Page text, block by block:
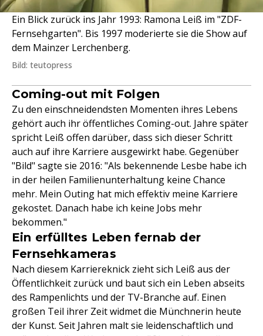
Ein Blick zurück ins Jahr 1993: Ramona Leiß im "ZDF-
Fernsehgarten". Bis 1997 moderierte sie die Show auf
dem Mainzer Lerchenberg.
Bild: teutopress
Coming-out mit Folgen
Zu den einschneidendsten Momenten ihres Lebens
gehört auch ihr öffentliches Coming-out. Jahre später
spricht Leiß offen darüber, dass sich dieser Schritt
auch auf ihre Karriere ausgewirkt habe. Gegenüber
"Bild" sagte sie 2016: "Als bekennende Lesbe habe ich
in der heilen Familienunterhaltung keine Chance
mehr. Mein Outing hat mich effektiv meine Karriere
gekostet. Danach habe ich keine Jobs mehr
bekommen."
Ein erfülltes Leben fernab der
Fernsehkameras
Nach diesem Karriereknick zieht sich Leiß aus der
Öffentlichkeit zurück und baut sich ein Leben abseits
des Rampenlichts und der TV-Branche auf. Einen
großen Teil ihrer Zeit widmet die Münchnerin heute
der Kunst. Seit Jahren malt sie leidenschaftlich und